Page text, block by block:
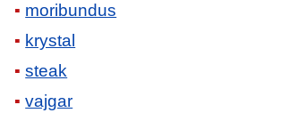
moribundus
krystal
steak
vajgar